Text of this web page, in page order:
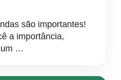
são importantes!
a importância,
um …